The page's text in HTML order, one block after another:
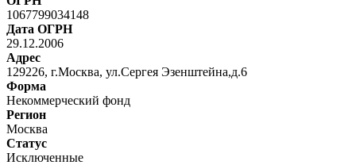
1067799034148
Дата ОГРН
29.12.2006
Адрес
129226, г.Москва, ул.Сергея Эзенштейна,д.6
Форма
Некоммерческий фонд
Регион
Москва
Статус
Исключенные